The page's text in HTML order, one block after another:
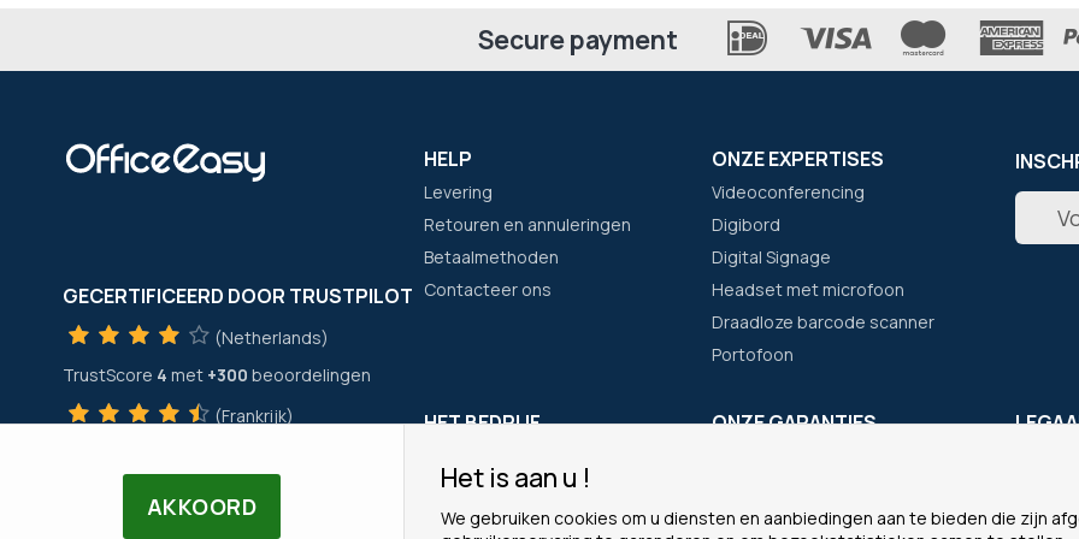
AKKOORD
Het is aan u !
We gebruiken cookies om u diensten en aanbiedingen aan te bieden die zijn
Secure payment
GECERTIFICEERD DOOR TRUSTPILOT
(Netherlands)
TrustScore 4 met +300 beoordelingen
(Frankrijk)
HELP
Levering
Retouren en annuleringen
Betaalmethoden
Contacteer ons
ONZE EXPERTISES
Videoconferencing
Digibord
Digital Signage
Headset met microfoon
Draadloze barcode scanner
Portofoon
HET BEDRIJF
Onze merken
Ons Team
op
ONZE GARANTIES
Het Plus-programma